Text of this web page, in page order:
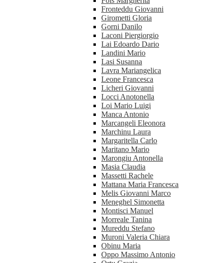
Fronteddu Giovanni
Girometti Gloria
Gorni Danilo
Laconi Piergiorgio
Lai Edoardo Dario
Landini Mario
Lasi Susanna
Lavra Mariangelica
Leone Francesca
Licheri Giovanni
Locci Anotonella
Loi Mario Luigi
Manca Antonio
Marcangeli Eleonora
Marchinu Laura
Margaritella Carlo
Maritano Mario
Marongiu Antonella
Masia Claudia
Massetti Rachele
Mattana Maria Francesca
Melis Giovanni Marco
Meneghel Simonetta
Montisci Manuel
Morreale Tanina
Mureddu Stefano
Muroni Valeria Chiara
Obinu Maria
Oppo Massimo Antonio